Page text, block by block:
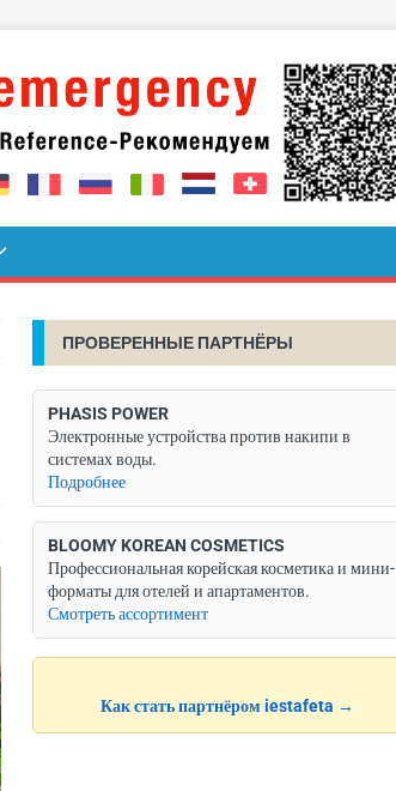
ПРОВЕРЕННЫЕ ПАРТНЁРЫ
PHASIS POWER
Электронные устройства против накипи в
системах воды.
Подробнее
BLOOMY KOREAN COSMETICS
Профессиональная корейская косметика и мини-
форматы для отелей и апартаментов.
Смотреть ассортимент
Как стать партнёром iestafeta →